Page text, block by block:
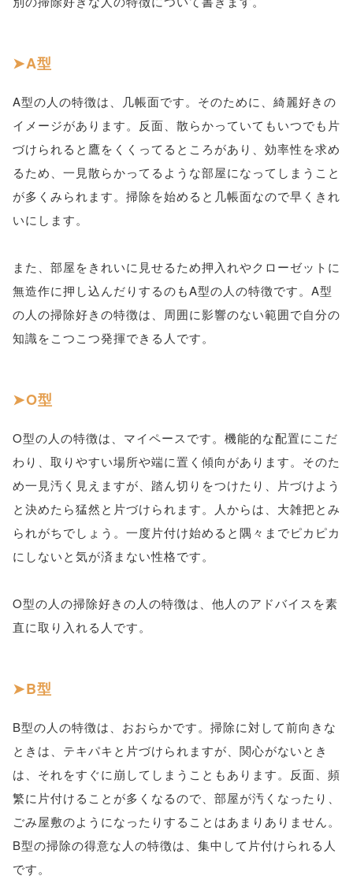
A型
A型の人の特徴は、几帳面です。そのために、綺麗好きの
イメージがあります。反面、散らかっていてもいつでも片
づけられると鷹をくくってるところがあり、効率性を求め
るため、一見散らかってるような部屋になってしまうこと
が多くみられます。掃除を始めると几帳面なので早くきれ
いにします。
また、部屋をきれいに見せるため押入れやクローゼットに
無造作に押し込んだりするのもA型の人の特徴です。A型
の人の掃除好きの特徴は、周囲に影響のない範囲で自分の
知識をこつこつ発揮できる人です。
O型
O型の人の特徴は、マイペースです。機能的な配置にこだ
わり、取りやすい場所や端に置く傾向があります。そのた
め一見汚く見えますが、踏ん切りをつけたり、片づけよう
と決めたら猛然と片づけられます。人からは、大雑把とみ
られがちでしょう。一度片付け始めると隅々までピカピカ
にしないと気が済まない性格です。
O型の人の掃除好きの人の特徴は、他人のアドバイスを素
直に取り入れる人です。
B型
B型の人の特徴は、おおらかです。掃除に対して前向きな
ときは、テキパキと片づけられますが、関心がないとき
は、それをすぐに崩してしまうこともあります。反面、頻
繁に片付けることが多くなるので、部屋が汚くなったり、
ごみ屋敷のようになったりすることはあまりありません。
B型の掃除の得意な人の特徴は、集中して片付けられる人
です。